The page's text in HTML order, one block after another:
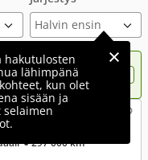
hakutulosten
lähimpänä
kun olet
sisään ja
selaimen
Nosta ilmoituksesi tähän?
Fiat
● 297 000 km